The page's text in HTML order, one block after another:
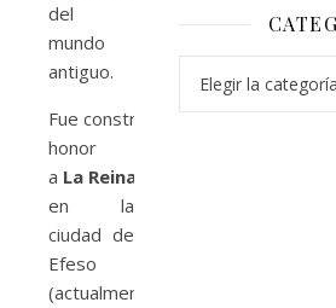
del
mundo
antiguo.
Fue construido en
honor
a La Reina Artemisa
en la
ciudad de
Efeso
(actualmente